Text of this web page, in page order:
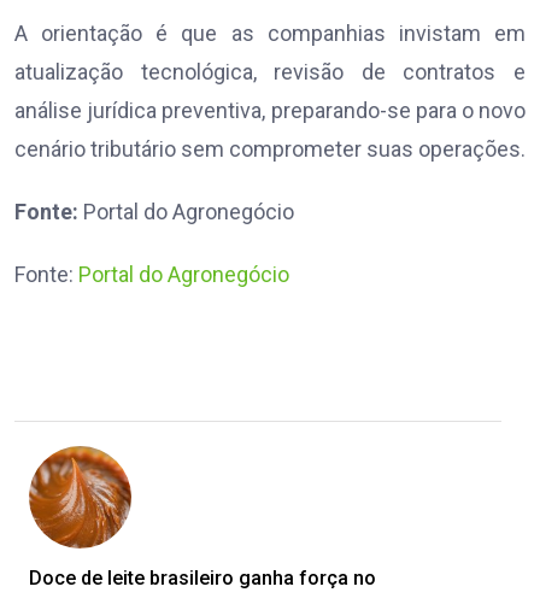
A orientação é que as companhias invistam em
atualização tecnológica, revisão de contratos e
análise jurídica preventiva, preparando-se para o novo
cenário tributário sem comprometer suas operações.
Fonte: Portal do Agronegócio
Fonte: Portal do Agronegócio
Doce de leite brasileiro ganha força no